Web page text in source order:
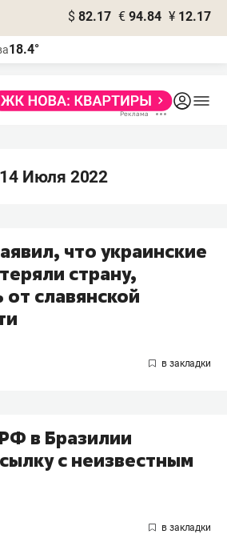
$ 82.17 € 94.84 ¥ 12.17
18.4°
Июля 2022
что украинские
страну,
от славянской
в Бразилии
с неизвестным